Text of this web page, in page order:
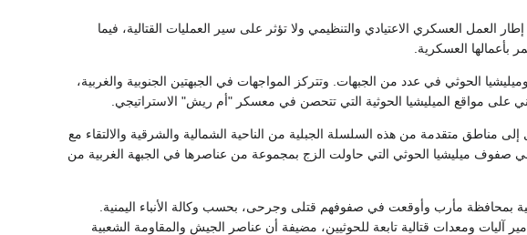
العسكري الاعتيادي والتنظيمي ولا تؤثر على سير العمليات القتالية، فيما
بأعمالها العسكرية.
الحوثي في عدد من الجبهات. وتتركز المواجهات في الجبهتين الجنوبية والغربية،
على مواقع الميليشيا الحوثية التي تتحصن في معسكر "أم ريش" الاستراتيجي.
مناطق متقدمة من هذه السلسلة الجبلية من الناحية الشمالية والشرقية والالتقاء مع
ميليشيا الحوثي التي حاولت الزج بمجموعة من عناصرها في الجبهة الغربية من
بمحافظة مأرب وأوقعت في صفوفهم قتلى وجرحى، بحسب وكالة الأنباء اليمنية.
آليات ومعدات قتالية تابعة للحوثيين، مضيفة أن عناصر الجيش والمقاومة الشعبية